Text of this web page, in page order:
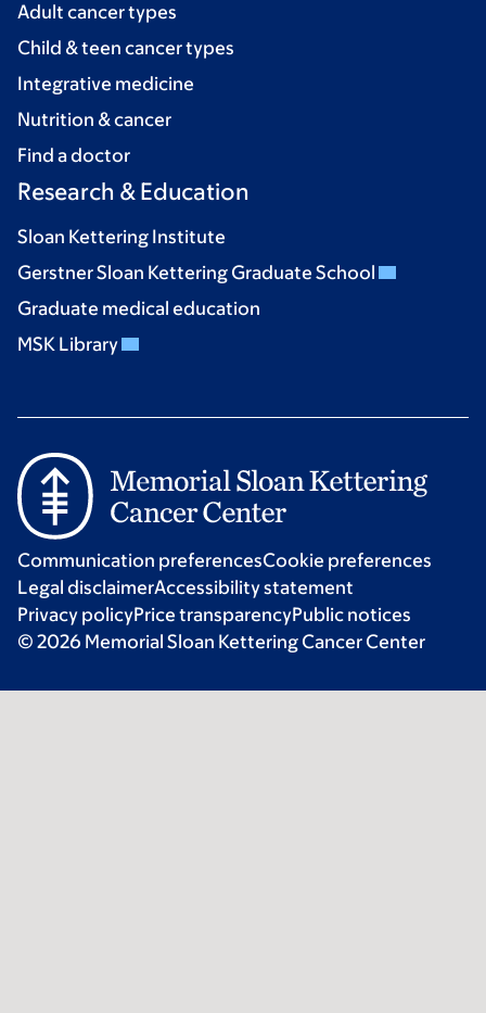
Adult cancer types
Child & teen cancer types
Integrative medicine
Nutrition & cancer
Find a doctor
Research & Education
Sloan Kettering Institute
Gerstner Sloan Kettering Graduate School
Graduate medical education
MSK Library
Communication preferencesCookie preferences
Legal disclaimerAccessibility statement
Privacy policyPrice transparencyPublic notices
© 2026 Memorial Sloan Kettering Cancer Center